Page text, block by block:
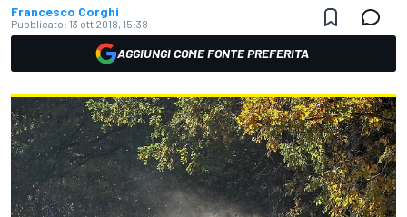
Francesco Corghi
Pubblicato: 13 ott 2018, 15:38
AGGIUNGI COME FONTE PREFERITA